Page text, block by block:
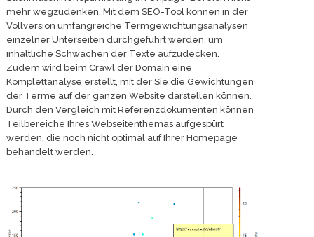
mehr wegzudenken. Mit dem SEO-Tool können in der
Vollversion umfangreiche Termgewichtungsanalysen
einzelner Unterseiten durchgeführt werden, um
inhaltliche Schwächen der Texte aufzudecken.
Zudem wird beim Crawl der Domain eine
Komplettanalyse erstellt, mit der Sie die Gewichtungen
der Terme auf der ganzen Website darstellen können.
Durch den Vergleich mit Referenzdokumenten können
Teilbereiche Ihres Webseitenthemas aufgespürt
werden, die noch nicht optimal auf Ihrer Homepage
behandelt werden.